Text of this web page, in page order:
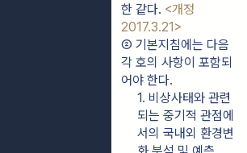
한 같다. <개정
2017.3.21>
② 기본지침에는 다음
각 호의 사항이 포함되
어야 한다.
1. 비상사태와 관련
되는 중기적 관점에
서의 국내외 환경변